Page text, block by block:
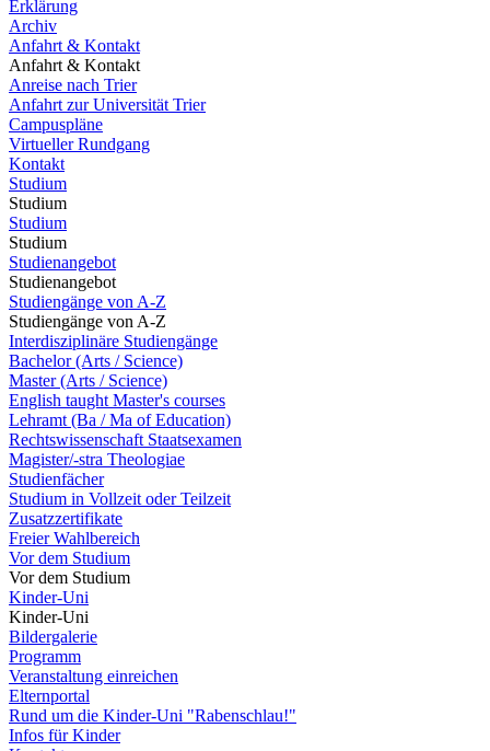
Erklärung
Archiv
Anfahrt & Kontakt
Anfahrt & Kontakt
Anreise nach Trier
Anfahrt zur Universität Trier
Campuspläne
Virtueller Rundgang
Kontakt
Studium
Studium
Studium
Studium
Studienangebot
Studienangebot
Studiengänge von A-Z
Studiengänge von A-Z
Interdisziplinäre Studiengänge
Bachelor (Arts / Science)
Master (Arts / Science)
English taught Master's courses
Lehramt (Ba / Ma of Education)
Rechtswissenschaft Staatsexamen
Magister/-stra Theologiae
Studienfächer
Studium in Vollzeit oder Teilzeit
Zusatzzertifikate
Freier Wahlbereich
Vor dem Studium
Vor dem Studium
Kinder-Uni
Kinder-Uni
Bildergalerie
Programm
Veranstaltung einreichen
Elternportal
Rund um die Kinder-Uni "Rabenschlau!"
Infos für Kinder